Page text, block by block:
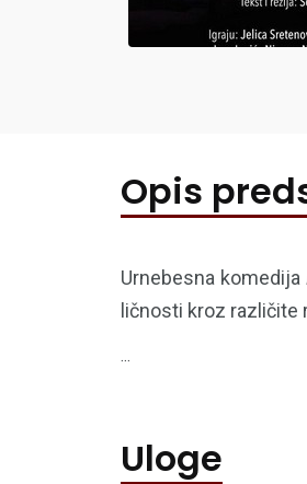
Opis
Urnebesna komedija
ličnosti kroz različite
...
Uloge